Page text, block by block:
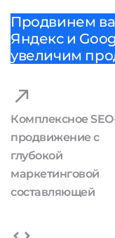
Продвинем
Яндекс и
увеличим
Комплексное
продвижение с
глубокой
маркетинговой
составляющей